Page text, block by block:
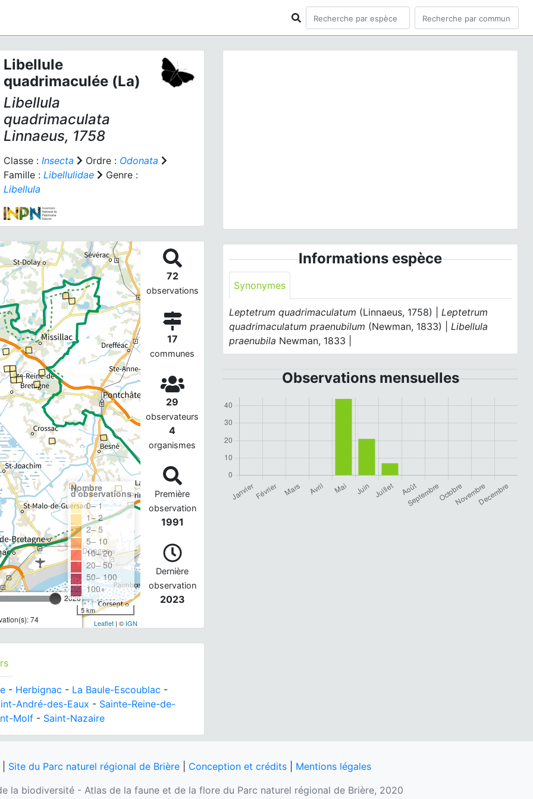
Libellule
quadrimaculée (La)
Libellula
quadrimaculata
Linnaeus, 1758
Classe : Insecta Ordre : Odonata
Famille : Libellulidae
Genre :
Libellula
2026
74
Nombre
d'observations
0– 1
1– 2
2– 5
5– 10
10– 20
20– 50
50– 100
100+
5 km
Leaflet| © IGN
72
observations
17
communes
29
observateurs
4
organismes
Première
observation
1991
Dernière
observation
2023
- Herbignac - La Baule-Escoublac -
André-des-Eaux - Sainte-Reine-de-
Molf - Saint-Nazaire
Informations espèce
Synonymes
Leptetrum quadrimaculatum (Linnaeus, 1758) |Leptetrum
quadrimaculatum praenubilum (Newman, 1833) |Libellula
praenubila Newman, 1833 |
Observations mensuelles
Site du Parc naturel régional de Brière Conception et crédits
Mentions légales
la biodiversité - Atlas de la faune et de la flore du Parc naturel régional de Brière, 2020